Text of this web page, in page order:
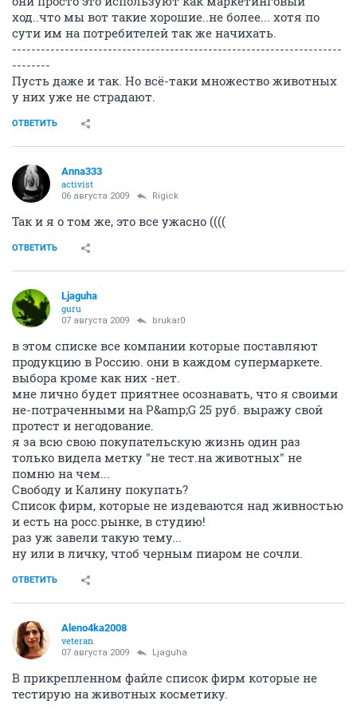
Я не понимаю как можно так относиться к
животным, они такие же живые существа как и мы.
ОТВЕТИТЬ
Rigick
06 августа 2009
а вы думаете, что те компании, которые не етстируют
они вот прям с дущой к покупателю???
"..такая большая, а в сказки верит...."
они просто это используют как маркетинговый
ход..что мы вот такие хорошие..не более... хотя по
сути им на потребителей так же начихать.
B
basik
activist
а вы думаете, что те компании, которые не етстируют
они вот прям с дущой к покупателю???
"..такая большая, а в сказки верит...."
они просто это используют как маркетинговый
ход..что мы вот такие хорошие..не более... хотя по
сути им на потребителей так же начихать.
---------------------------------------------------------------------
--------
Пусть даже и так. Но всё-таки множество животных
у них уже не страдают.
ОТВЕТИТЬ
activist
Так и я о том же, это все ужасно ((((
ОТВЕТИТЬ
Ljaguha